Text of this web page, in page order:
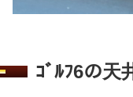
ｺﾞﾙﾌ6の天